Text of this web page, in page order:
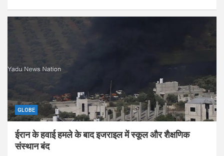
GLOBE
ईरान के हवाई हमले के बाद इजराइल में स्कूल और शैक्षणिक
संस्थान बंद